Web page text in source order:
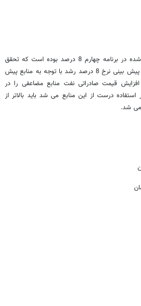
نرخ متوسط رشد هدفگذاری شده در برنامه چهارم 8 درصد بوده است که تحقق
نیافته است. با توجه به اینکه پیش بینی نرخ 8 درصد رشد با توجه به منابع پیش
قیمت صادراتی نفت منابع مضاعفی را در
استفاده درست از این منابع می شد باید بالاتر از